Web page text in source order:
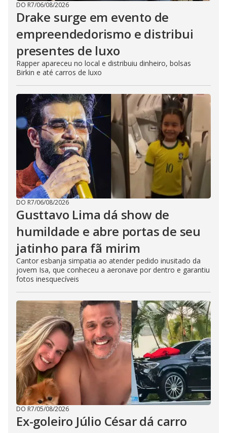
DO R7/06/08/2026
Drake surge em evento de
empreendedorismo e distribui
presentes de luxo
Rapper apareceu no local e distribuiu dinheiro, bolsas
Birkin e até carros de luxo
DO R7/06/08/2026
Gusttavo Lima dá show de
humildade e abre portas de seu
jatinho para fã mirim
Cantor esbanja simpatia ao atender pedido inusitado da
jovem Isa, que conheceu a aeronave por dentro e garantiu
fotos inesquecíveis
DO R7/05/08/2026
Ex-goleiro Júlio César dá carro